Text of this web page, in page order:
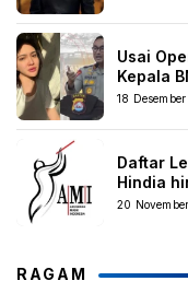
Usai
Kepala
18
Daftar
Hindia
20
RAGAM